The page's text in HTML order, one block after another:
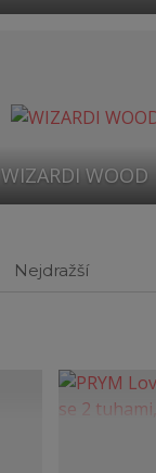
WIZARDI WOOD
Nejdražší